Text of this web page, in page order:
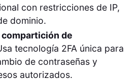
con restricciones de IP,
dominio.
de
tecnología 2FA única para
de contraseñas y
autorizados.